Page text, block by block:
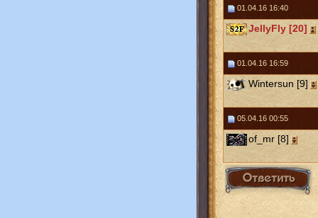
01.04.16 16:40
JellyFly [20]
01.04.16 16:59
Wintersun [9]
05.04.16 00:55
of_mr [8]